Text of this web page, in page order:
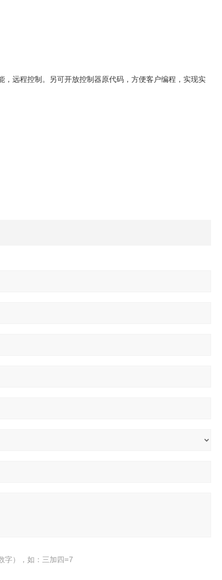
远程控制。另可开放控制器原代码，方便客户编程，实现实
字），如：三加四=7